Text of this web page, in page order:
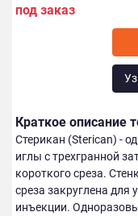
под заказ
Краткое описание
Стерикан (Sterican) -
иглы с трехгранной
короткого среза.
среза закруглена
инъекции.